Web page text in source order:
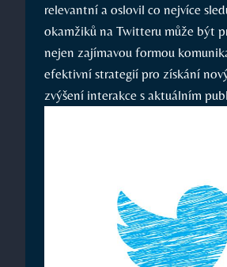
relevantní a oslovil co nejvíce
okamžiků na Twitteru může být
nejen zajímavou formou
efektivní strategií pro získání
zvýšení interakce s aktuálním